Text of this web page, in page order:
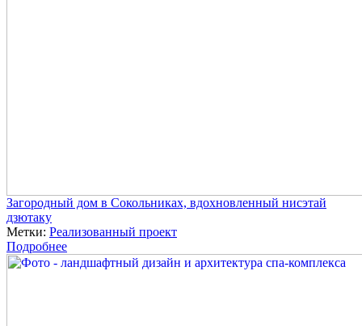
Загородный дом в Сокольниках, вдохновленный нисэтай
дзютаку
Метки: Реализованный проект
Подробнее